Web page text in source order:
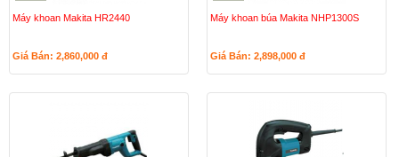
Máy khoan Makita HR2440
Giá Bán: 2,860,000 đ
Máy khoan búa Makita NHP1300S
Giá Bán: 2,898,000 đ